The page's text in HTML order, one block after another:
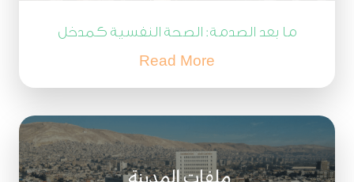
ما بعد الصدمة: الصحة النفسية كمدخل
Read More